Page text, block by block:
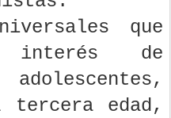
que
de
edad,